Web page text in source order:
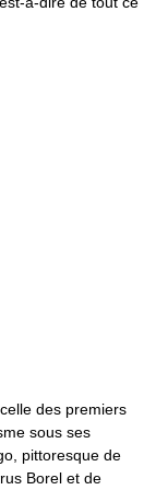
des premiers
sous ses
pittoresque de
Borel et de